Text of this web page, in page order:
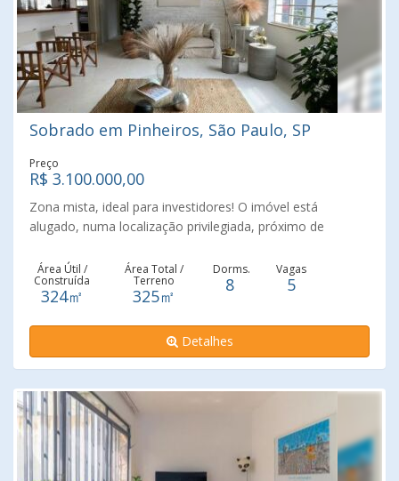
Sobrado em Pinheiros, São Paulo, SP
Preço
R$ 3.100.000,00
Zona mista, ideal para investidores! O imóvel está
alugado, numa localização privilegiada, próximo de
andares e 1 edícula. O 3. andar, tem entrada independente
e é um apartamento de 100m². Totalizando 8 salas, 6
banheiros e 5 vagas de garagem.
Área Útil /
Construída
324㎡
Área Total /
Terreno
325㎡
Dorms.
8
Vagas
5
Detalhes